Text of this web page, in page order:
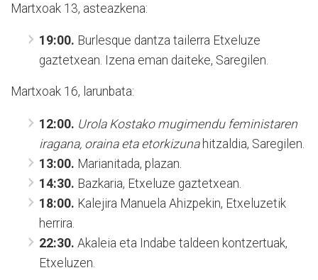
Martxoak 13, asteazkena:
19:00. Burlesque dantza tailerra Etxeluze
gaztetxean. Izena eman daiteke, Saregilen.
Martxoak 16, larunbata:
12:00. Urola Kostako mugimendu feministaren
iragana, oraina eta etorkizunahitzaldia, Saregilen.
13:00. Marianitada, plazan.
14:30. Bazkaria, Etxeluze gaztetxean.
18:00. Kalejira Manuela Ahizpekin, Etxeluzetik
herrira.
22:30. Akaleia eta Indabe taldeen kontzertuak,
Etxeluzen.